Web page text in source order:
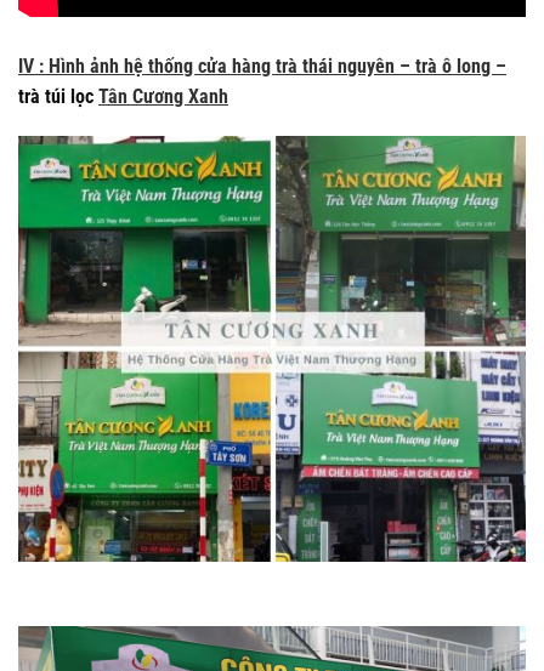
IV : Hình ảnh hệ thống cửa hàng trà thái nguyên – trà ô long –
trà túi lọc Tân Cương Xanh